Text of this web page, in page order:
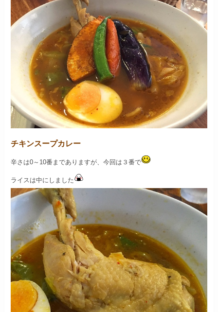
チキンスープカレー
辛さは0～10番までありますが、今回は３番で
ライスは中にしました